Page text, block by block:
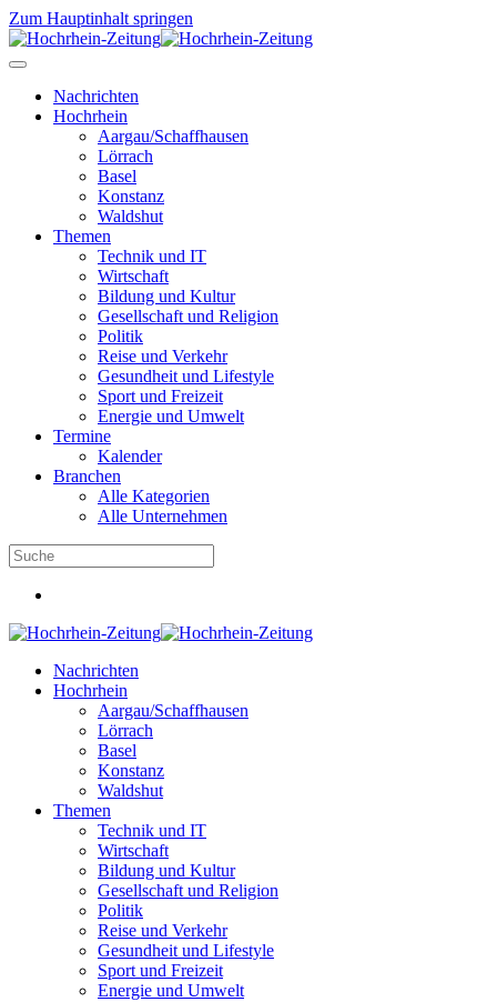
Zum Hauptinhalt springen
Nachrichten
Hochrhein
Aargau/Schaffhausen
Lörrach
Basel
Konstanz
Waldshut
Themen
Technik und IT
Wirtschaft
Bildung und Kultur
Gesellschaft und Religion
Politik
Reise und Verkehr
Gesundheit und Lifestyle
Sport und Freizeit
Energie und Umwelt
Termine
Kalender
Branchen
Alle Kategorien
Alle Unternehmen
Nachrichten
Hochrhein
Aargau/Schaffhausen
Lörrach
Basel
Konstanz
Waldshut
Themen
Technik und IT
Wirtschaft
Bildung und Kultur
Gesellschaft und Religion
Politik
Reise und Verkehr
Gesundheit und Lifestyle
Sport und Freizeit
Energie und Umwelt